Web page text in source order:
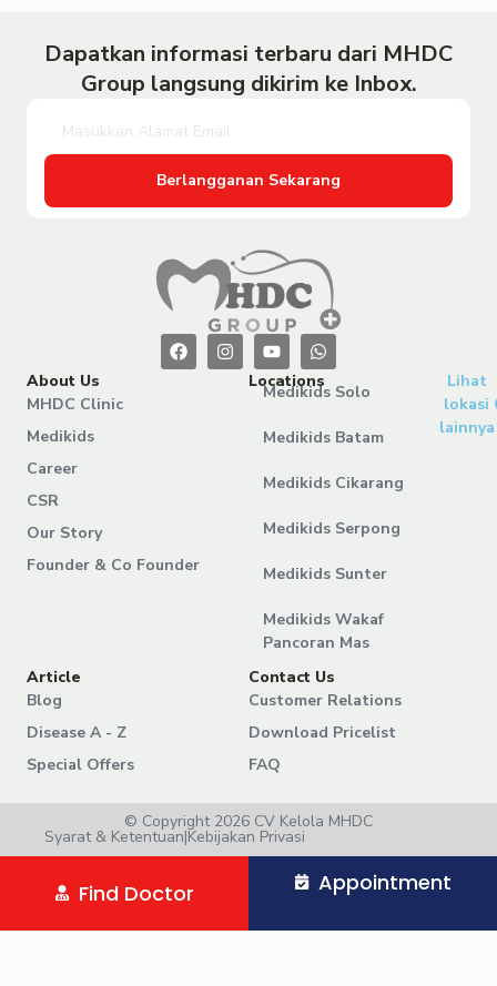
Dapatkan informasi terbaru dari MHDC
Group langsung dikirim ke Inbox.
Berlangganan Sekarang
About Us
MHDC Clinic
Medikids
Career
CSR
Our Story
Founder & Co Founder
Locations
Medikids Solo
Medikids Batam
Medikids Cikarang
Medikids Serpong
Medikids Sunter
Medikids Wakaf
Pancoran Mas
Lihat
lokasi
lainnya
Article
Blog
Disease A - Z
Special Offers
Contact Us
Customer Relations
Download Pricelist
FAQ
© Copyright 2026 CV Kelola MHDC
Syarat & Ketentuan|Kebijakan Privasi
Find Doctor Appointment